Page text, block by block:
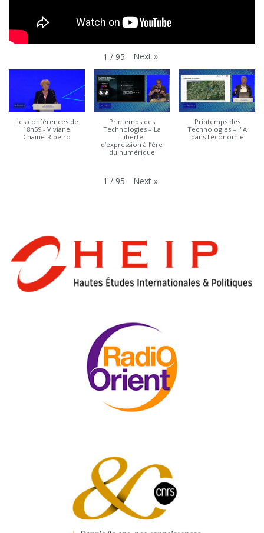
1 / 95 Next »
Les conférences de
18h59 - Viviane
Chaine-Ribeiro
Printemps des
Technologies – La
Liberté
d’expression à l’ère
du numérique
Printemps des
Technologies – l'IA
dans l'économie
1 / 95 Next »